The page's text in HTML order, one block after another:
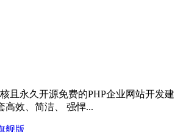
且永久开源免费的PHP企业网站开发建
高效、简洁、 强悍...